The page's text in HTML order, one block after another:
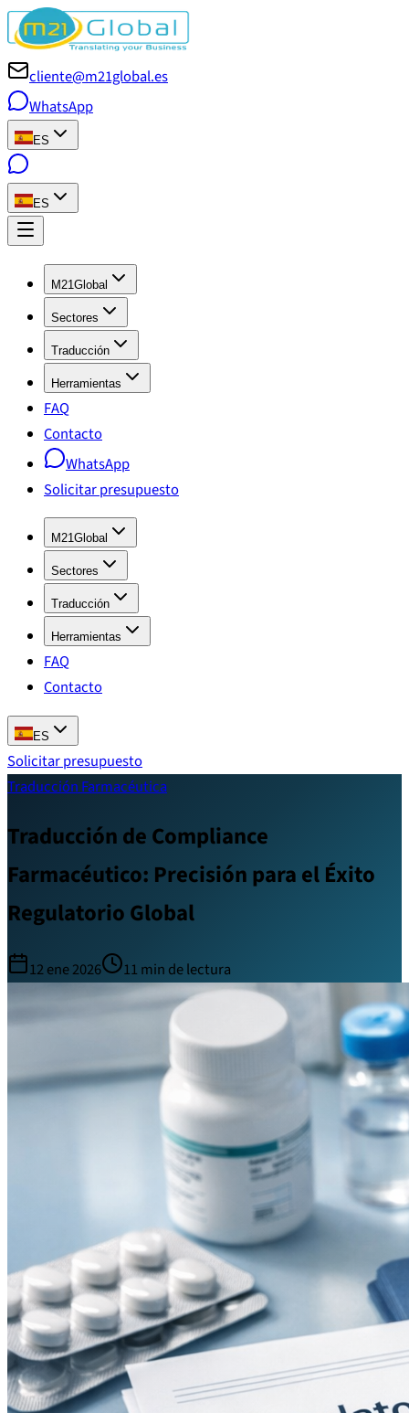
cliente@m21global.es
WhatsApp
ES
ES
M21Global
Sectores
Traducción
Herramientas
FAQ
Contacto
WhatsApp
Solicitar presupuesto
M21Global
Sectores
Traducción
Herramientas
FAQ
Contacto
ES
Solicitar presupuesto
Traducción Farmacéutica
Traducción de Compliance
Farmacéutico: Precisión para el Éxito
Regulatorio Global
12 ene 2026 11 min de lectura